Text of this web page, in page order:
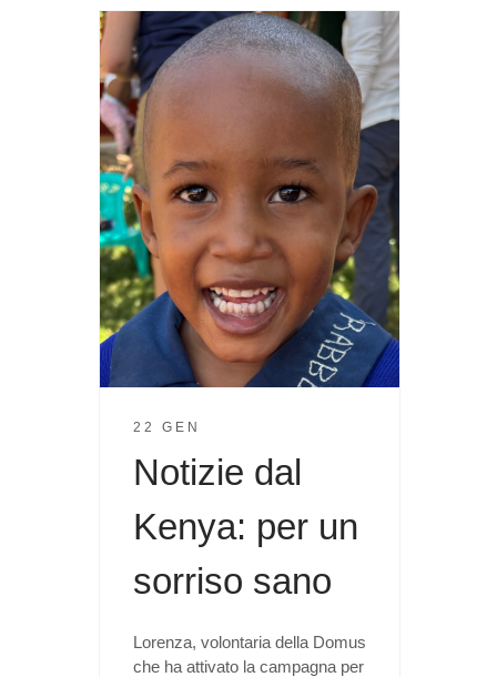
22 GEN
Notizie dal
Kenya: per un
sorriso sano
Lorenza, volontaria della Domus
che ha attivato la campagna per